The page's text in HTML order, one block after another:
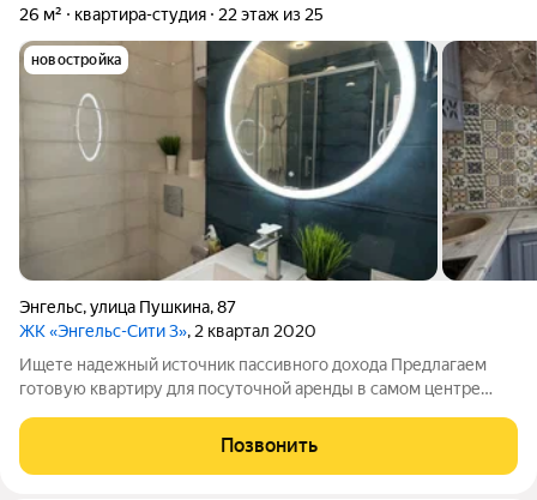
26 м² квартира-студия 22 этаж из 25
новостройка
Энгельс,улица Пушкина,87
ЖК «Энгельс-Сити 3», 2 квартал 2020
Ищете надежный источник пассивного дохода Предлагаем
готовую квартиру для посуточной аренды в самом центре
доход: начните зарабатывать с первого дня! Полностью готова
к работе: квартира
Позвонить